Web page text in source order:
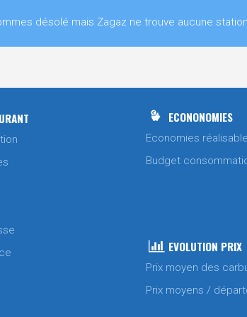
désolé mais Zagaz ne trouve aucune
ECONONOMIES
Economies
Budget
EVOLUTION PRIX
Prix moyen des
Prix moyens /